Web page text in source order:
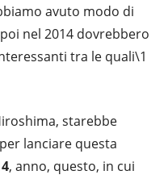
avuto modo di
nel 2014 dovrebbero
tra le quali\1
starebbe
lanciare questa
, anno, questo, in cui